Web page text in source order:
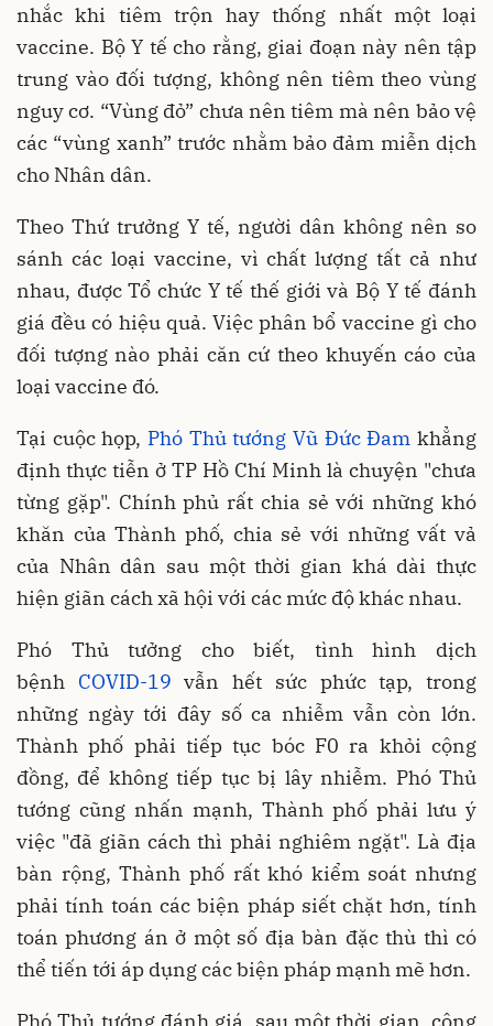
nhắc khi tiêm trộn hay thống nhất một loại
vaccine. Bộ Y tế cho rằng, giai đoạn này nên tập
trung vào đối tượng, không nên tiêm theo vùng
nguy cơ. “Vùng đỏ” chưa nên tiêm mà nên bảo vệ
các “vùng xanh” trước nhằm bảo đảm miễn dịch
cho Nhân dân.
Theo Thứ trưởng Y tế, người dân không nên so
sánh các loại vaccine, vì chất lượng tất cả như
nhau, được Tổ chức Y tế thế giới và Bộ Y tế đánh
giá đều có hiệu quả. Việc phân bổ vaccine gì cho
đối tượng nào phải căn cứ theo khuyến cáo của
loại vaccine đó.
Tại cuộc họp, Phó Thủ tướng Vũ Đức Đam khẳng
định thực tiễn ở TP Hồ Chí Minh là chuyện "chưa
từng gặp". Chính phủ rất chia sẻ với những khó
khăn của Thành phố, chia sẻ với những vất vả
của Nhân dân sau một thời gian khá dài thực
hiện giãn cách xã hội với các mức độ khác nhau.
Phó Thủ tưởng cho biết, tình hình dịch
bệnh COVID-19 vẫn hết sức phức tạp, trong
những ngày tới đây số ca nhiễm vẫn còn lớn.
Thành phố phải tiếp tục bóc F0 ra khỏi cộng
đồng, để không tiếp tục bị lây nhiễm. Phó Thủ
tướng cũng nhấn mạnh, Thành phố phải lưu ý
việc "đã giãn cách thì phải nghiêm ngặt". Là địa
bàn rộng, Thành phố rất khó kiểm soát nhưng
phải tính toán các biện pháp siết chặt hơn, tính
toán phương án ở một số địa bàn đặc thù thì có
thể tiến tới áp dụng các biện pháp mạnh mẽ hơn.
Phó Thủ tướng đánh giá, sau một thời gian, công